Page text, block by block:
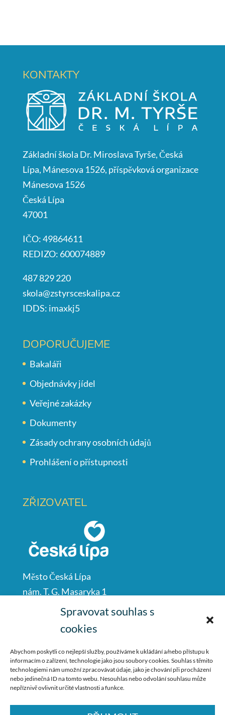
Spravovat souhlas s
cookies
Abychom poskytli co nejlepší služby, používáme k ukládání a/nebo přístupu k
informacím o zařízení, technologie jako jsou soubory cookies. Souhlas s těmito
technologiemi nám umožní zpracovávat údaje, jako je chování při procházení
nebo jedinečná ID na tomto webu. Nesouhlas nebo odvolání souhlasu může
nepříznivě ovlivnit určité vlastnosti a funkce.
KONTAKTY
Základní škola Dr. Miroslava Tyrše, Česká
Lípa, Mánesova 1526, příspěvková organizace
Mánesova 1526
Česká Lípa
47001
IČO: 49864611
REDIZO: 600074889
487 829 220
skola@zstyrsceskalipa.cz
IDDS: imaxkj5
DOPORUČUJEME
Bakaláři
Objednávky jídel
Veřejné zakázky
Dokumenty
Zásady ochrany osobních údajů
Prohlášení o přístupnosti
ZŘIZOVATEL
Město Česká Lípa
nám. T. G. Masaryka 1
Česká Lípa
487 881 111
podatelna@mucl.cz